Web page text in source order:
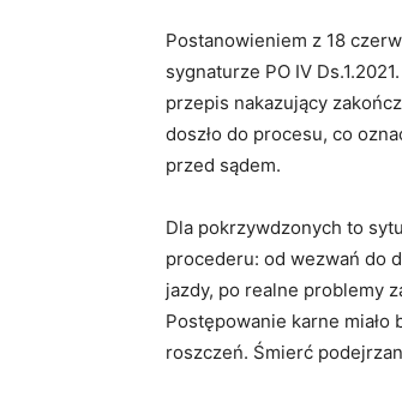
Postanowieniem z 18
sygnaturze PO IV
przepis nakazujący
doszło do procesu, co
przed sądem.
Dla pokrzywdzonych to
procederu: od wezwań do
jazdy, po realne problemy
Postępowanie karne
roszczeń. Śmierć